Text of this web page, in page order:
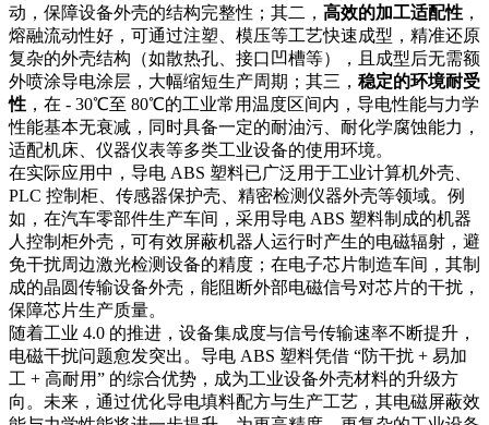
动，保障设备外壳的结构完整性；其二， 高效的加工适配性 ，
熔融流动性好，可通过注塑、模压等工艺快速成型，精准还原
复杂的外壳结构（如散热孔、接口凹槽等），且成型后无需额
外喷涂导电涂层，大幅缩短生产周期；其三， 稳定的环境耐受
性 ，在 - 30℃至 80℃的工业常用温度区间内，导电性能与力学
性能基本无衰减，同时具备一定的耐油污、耐化学腐蚀能力，
适配机床、仪器仪表等多类工业设备的使用环境。
在实际应用中，导电 ABS 塑料已广泛用于工业计算机外壳、
PLC 控制柜、传感器保护壳、精密检测仪器外壳等领域。例
如，在汽车零部件生产车间，采用导电 ABS 塑料制成的机器
人控制柜外壳，可有效屏蔽机器人运行时产生的电磁辐射，避
免干扰周边激光检测设备的精度；在电子芯片制造车间，其制
成的晶圆传输设备外壳，能阻断外部电磁信号对芯片的干扰，
保障芯片生产质量。
随着工业 4.0 的推进，设备集成度与信号传输速率不断提升，
电磁干扰问题愈发突出。导电 ABS 塑料凭借 “防干扰 + 易加
工 + 高耐用” 的综合优势，成为工业设备外壳材料的升级方
向。未来，通过优化导电填料配方与生产工艺，其电磁屏蔽效